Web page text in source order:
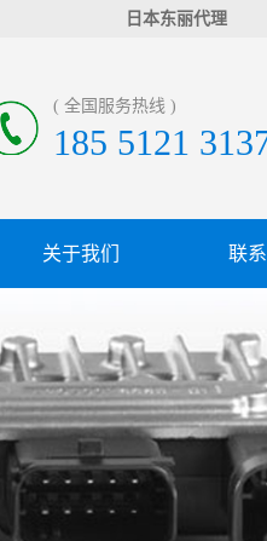
日本东丽代理
( 全国服务热线 )
185 5121
关于我们 联系